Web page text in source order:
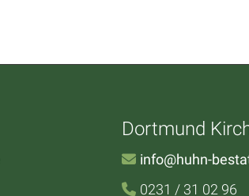
Dortmund
info@huhn-
0231 / 31 02 96